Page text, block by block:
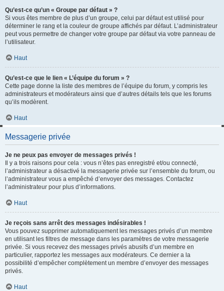
Qu’est-ce qu’un « Groupe par défaut » ?
Si vous êtes membre de plus d’un groupe, celui par défaut est utilisé pour
déterminer le rang et la couleur de groupe affichés par défaut. L’administrateur
peut vous permettre de changer votre groupe par défaut via votre panneau de
l’utilisateur.
Haut
Qu’est-ce que le lien « L’équipe du forum » ?
Cette page donne la liste des membres de l’équipe du forum, y compris les
administrateurs et modérateurs ainsi que d’autres détails tels que les forums
qu’ils modèrent.
Haut
Messagerie privée
Je ne peux pas envoyer de messages privés !
Il y a trois raisons pour cela : vous n’êtes pas enregistré et/ou connecté,
l’administrateur a désactivé la messagerie privée sur l’ensemble du forum, ou
l’administrateur vous a empêché d’envoyer des messages. Contactez
l’administrateur pour plus d’informations.
Haut
Je reçois sans arrêt des messages indésirables !
Vous pouvez supprimer automatiquement les messages privés d’un membre
en utilisant les filtres de message dans les paramètres de votre messagerie
privée. Si vous recevez des messages privés abusifs d’un membre en
particulier, rapportez les messages aux modérateurs. Ce dernier a la
possibilité d’empêcher complètement un membre d’envoyer des messages
privés.
Haut